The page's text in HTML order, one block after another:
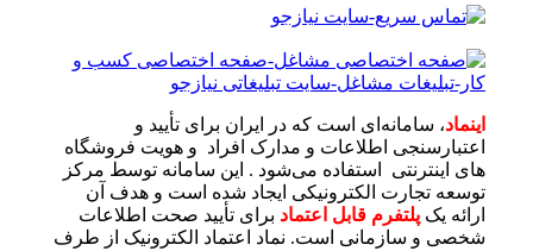
اینماد، سامانه‌ای است که در ایران برای تأیید و
اعتبارسنجی اطلاعات و مدارک افراد و هویت فروشگاه
های اینترنتی استفاده می‌شود . این سامانه توسط مرکز
توسعه تجارت الکترونیکی ایجاد شده است و هدف آن
ارائه یک پلتفرم قابل اعتماد برای تأیید صحت اطلاعات
شخصی و سازمانی است. نماد اعتماد الکترونیک از طرف